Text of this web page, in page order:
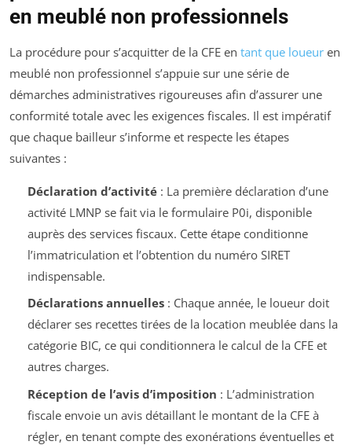
en meublé non professionnels
La procédure pour s’acquitter de la CFE en tant que loueur en
meublé non professionnel s’appuie sur une série de
démarches administratives rigoureuses afin d’assurer une
conformité totale avec les exigences fiscales. Il est impératif
que chaque bailleur s’informe et respecte les étapes
suivantes :
Déclaration d’activité: La première déclaration d’une
activité LMNP se fait via le formulaire P0i, disponible
auprès des services fiscaux. Cette étape conditionne
l’immatriculation et l’obtention du numéro SIRET
indispensable.
Déclarations annuelles: Chaque année, le loueur doit
déclarer ses recettes tirées de la location meublée dans la
catégorie BIC, ce qui conditionnera le calcul de la CFE et
autres charges.
Réception de l’avis d’imposition : L’administration
fiscale envoie un avis détaillant le montant de la CFE à
régler, en tenant compte des exonérations éventuelles et